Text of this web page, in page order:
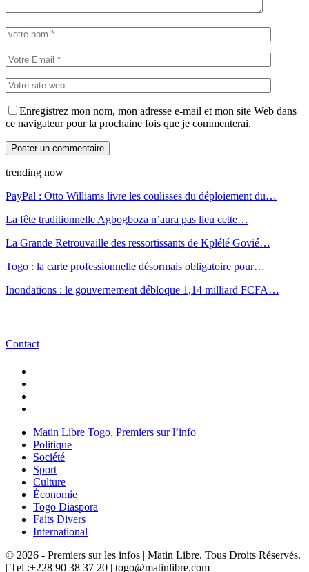
Enregistrez mon nom, mon adresse e-mail et mon site Web dans
ce navigateur pour la prochaine fois que je commenterai.
trending now
PayPal : Otto Williams livre les coulisses du déploiement du…
La fête traditionnelle Agbogboza n’aura pas lieu cette…
La Grande Retrouvaille des ressortissants de Kplélé Govié…
Togo : la carte professionnelle désormais obligatoire pour…
Inondations : le gouvernement débloque 1,14 milliard FCFA…
Contact
Matin Libre Togo, Premiers sur l’info
Politique
Société
Sport
Culture
Économie
Togo Diaspora
Faits Divers
International
© 2026 - Premiers sur les infos | Matin Libre. Tous Droits Réservés.
| Tel :+228 90 38 37 20 | togo@matinlibre.com